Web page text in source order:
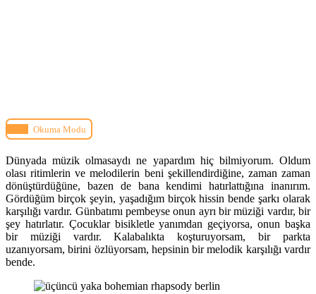
Okuma Modu
Dünyada müzik olmasaydı ne yapardım hiç bilmiyorum. Oldum
olası ritimlerin ve melodilerin beni şekillendirdiğine, zaman zaman
dönüştürdüğüne, bazen de bana kendimi hatırlattığına inanırım.
Gördüğüm birçok şeyin, yaşadığım birçok hissin bende şarkı olarak
karşılığı vardır. Günbatımı pembeyse onun ayrı bir müziği vardır, bir
şey hatırlatır. Çocuklar bisikletle yanımdan geçiyorsa, onun başka
bir müziği vardır. Kalabalıkta koşturuyorsam, bir parkta
uzanıyorsam, birini özlüyorsam, hepsinin bir melodik karşılığı vardır
bende.